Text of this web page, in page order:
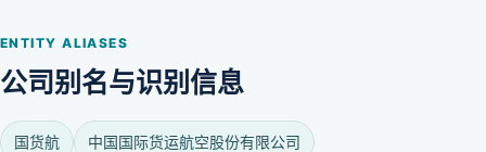
ENTITY ALIASES
公司别名与识别信息
国货航 中国国际货运航空股份有限公司